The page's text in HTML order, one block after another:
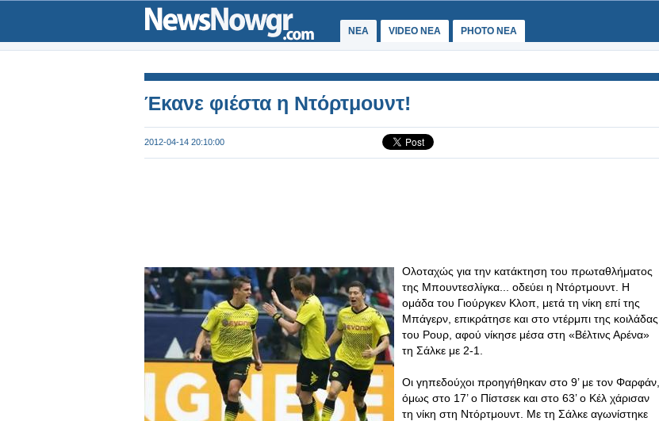
ΝΕΑ VIDEO NEA PHOTO NEA
Έκανε φιέστα η Ντόρτμουντ!
2012-04-14 20:10:00
Ολοταχώς για την κατάκτηση του πρωταθλήματος
της Μπουντεσλίγκα... οδεύει η Ντόρτμουντ. Η
ομάδα του Γιούργκεν Κλοπ, μετά τη νίκη επί της
Μπάγερν, επικράτησε και στο ντέρμπι της κοιλάδας
του Ρουρ, αφού νίκησε μέσα στη «Βέλτινς Αρένα»
τη Σάλκε με 2-1.
Οι γηπεδούχοι προηγήθηκαν στο 9’ με τον Φαρφάν,
όμως στο 17’ ο Πίστσεκ και στο 63’ ο Κέλ χάρισαν
τη νίκη στη Ντόρτμουντ. Με τη Σάλκε αγωνίστηκε